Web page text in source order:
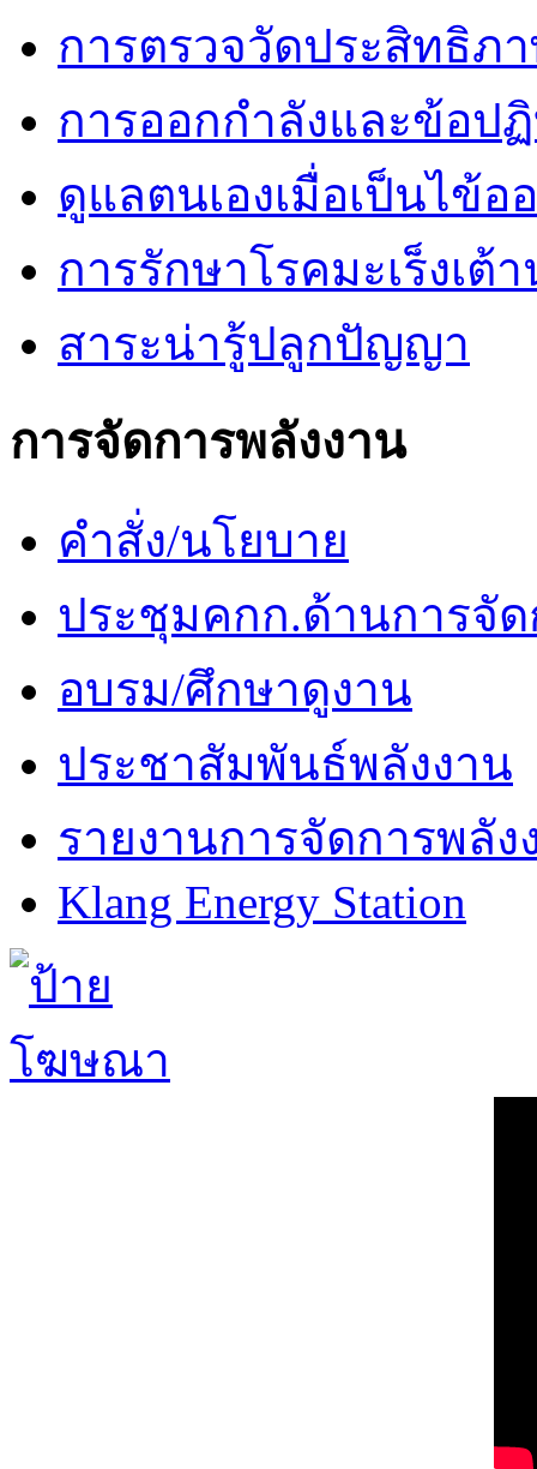
การตรวจวัดประสิทธิภ
การออกกำลังและข้อป
ดูแลตนเองเมื่อเป็นไข้อ
การรักษาโรคมะเร็งเต้
สาระน่ารู้ปลูกปัญญา
การจัดการพลังงาน
คำสั่ง/นโยบาย
ประชุมคกก.ด้านการจัด
อบรม/ศึกษาดูงาน
ประชาสัมพันธ์พลังงาน
รายงานการจัดการพลัง
Klang Energy Station